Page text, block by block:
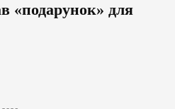
«подарунок» для